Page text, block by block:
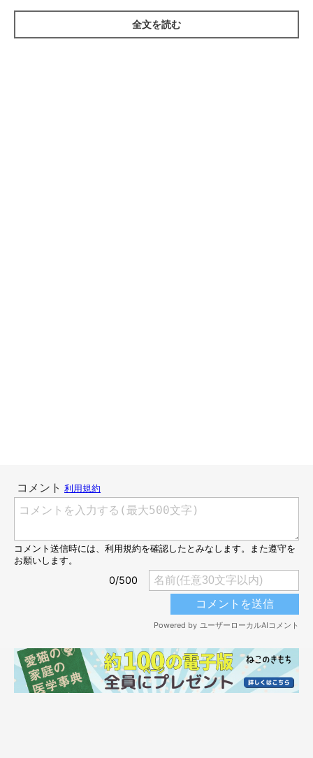
重な瞬間でした。カメラ目線でじっと見つめるシュールな表情が
可愛らしく、飼い主さんは思わずシャッターを切ったそう。
この投稿は、Xで10万件の「いいね」を集め大きな話題に（2025
年9月25日時点）。Xユーザーさんからは、
んこ…」「お顔ピッタリハマってるんですね」「模様かと思った
ら、穴から覗いてる猫ちゃんだった」「気づかないくらい自然に
などのコメントが寄せられました。
全文を読む